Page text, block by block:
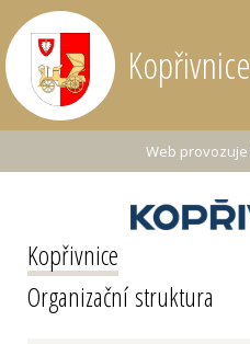
Kopřivnice
Web provozuje
Kopřivnice
Organizační struktura